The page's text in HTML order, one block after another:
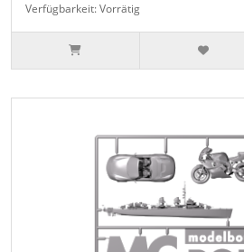
Verfügbarkeit: Vorrätig